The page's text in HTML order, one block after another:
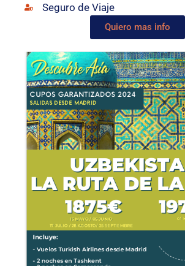
Seguro de Viaje
Quiero mas info